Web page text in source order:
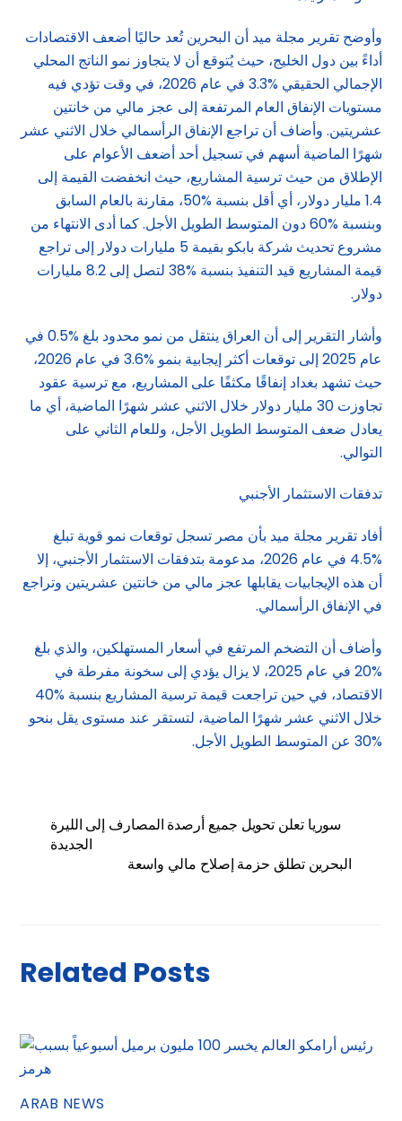
وأوضح تقرير مجلة ميد أن البحرين تُعد حاليًا أضعف الاقتصادات
أداءً بين دول الخليج، حيث يُتوقع أن لا يتجاوز نمو الناتج المحلي
الإجمالي الحقيقي %3.3 في عام 2026، في وقت تؤدي فيه
مستويات الإنفاق العام المرتفعة إلى عجز مالي من خانتين
عشريتين. وأضاف أن تراجع الإنفاق الرأسمالي خلال الاثني عشر
شهرًا الماضية أسهم في تسجيل أحد أضعف الأعوام على
الإطلاق من حيث ترسية المشاريع، حيث انخفضت القيمة إلى
1.4 مليار دولار، أي أقل بنسبة %50، مقارنة بالعام السابق
وبنسبة %60 دون المتوسط الطويل الأجل. كما أدى الانتهاء من
مشروع تحديث شركة بابكو بقيمة 5 مليارات دولار إلى تراجع
قيمة المشاريع قيد التنفيذ بنسبة %38 لتصل إلى 8.2 مليارات
دولار.
وأشار التقرير إلى أن العراق ينتقل من نمو محدود بلغ %0.5 في
عام 2025 إلى توقعات أكثر إيجابية بنمو %3.6 في عام 2026،
حيث تشهد بغداد إنفاقًا مكثفًا على المشاريع، مع ترسية عقود
تجاوزت 30 مليار دولار خلال الاثني عشر شهرًا الماضية، أي ما
يعادل ضعف المتوسط الطويل الأجل، وللعام الثاني على
التوالي.
تدفقات الاستثمار الأجنبي
أفاد تقرير مجلة ميد بأن مصر تسجل توقعات نمو قوية تبلغ
%4.5 في عام 2026، مدعومة بتدفقات الاستثمار الأجنبي، إلا
أن هذه الإيجابيات يقابلها عجز مالي من خانتين عشريتين وتراجع
في الإنفاق الرأسمالي.
وأضاف أن التضخم المرتفع في أسعار المستهلكين، والذي بلغ
%20 في عام 2025، لا يزال يؤدي إلى سخونة مفرطة في
الاقتصاد، في حين تراجعت قيمة ترسية المشاريع بنسبة %40
خلال الاثني عشر شهرًا الماضية، لتستقر عند مستوى يقل بنحو
%30 عن المتوسط الطويل الأجل.
سوريا تعلن تحويل جميع أرصدة المصارف إلى الليرة
الجديدة
البحرين تطلق حزمة إصلاح مالي واسعة
Related Posts
ARAB NEWS